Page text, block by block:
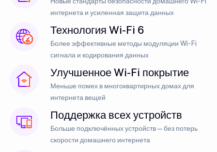
интернета и усиленная защита данных
Технология Wi-Fi 6
Более эффективные методы модуляции Wi-Fi
сигнала и кодирования данных
Улучшенное Wi-Fi покрытие
Меньше помех в многоквартирных домах для
интернета вещей
Поддержка всех устройств
Больше подключённых устройств — без потерь
скорости домашнего интернета